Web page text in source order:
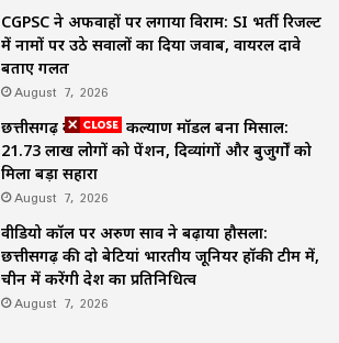
CGPSC ने अफवाहों पर लगाया विराम: SI भर्ती रिजल्ट
में नामों पर उठे सवालों का दिया जवाब, वायरल दावे
बताए गलत
August 7, 2026
छत्तीसगढ़ का समाज कल्याण मॉडल बना मिसाल:
21.73 लाख लोगों को पेंशन, दिव्यांगों और बुजुर्गों को
मिला बड़ा सहारा
August 7, 2026
वीडियो कॉल पर अरुण साव ने बढ़ाया हौसला:
छत्तीसगढ़ की दो बेटियां भारतीय जूनियर हॉकी टीम में,
चीन में करेंगी देश का प्रतिनिधित्व
August 7, 2026